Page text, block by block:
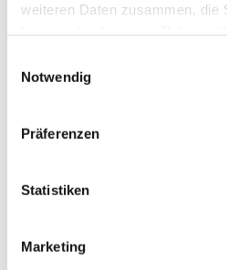
weiteren Daten zusammen, die
Notwendig
Präferenzen
Statistiken
Marketing
Wir möchten Sie gern
und beraten. Deshalb
werden diese